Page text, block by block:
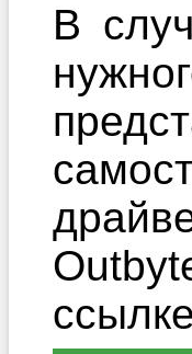
В
ссылке